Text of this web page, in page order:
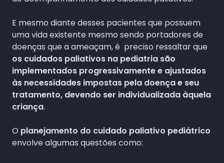
E mesmo diante desses pacientes que possuem
uma vida existente mesmo sendo portadores de
doenças que a ameaçam, é preciso ressaltar que
os cuidados paliativos na pediatria são
implementados progressivamente e ajustados
às necessidades impostas pela doença e seu
tratamento, devendo ser individualizada àquela
criança.
O planejamento do cuidado paliativo pediátrico
envolve algumas questões como: